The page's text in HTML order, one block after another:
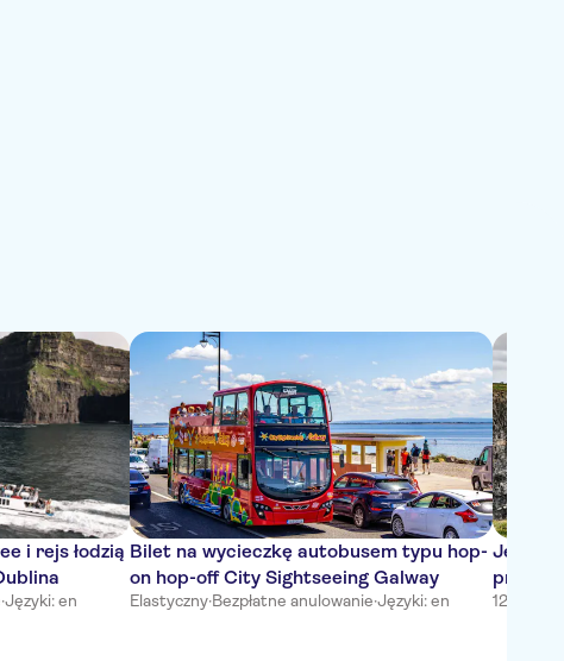
i rejs łodzią
·Języki: en
Bilet na wycieczkę autobusem typu hop-
on hop-off City Sightseeing Galway
Elastyczny·Bezpłatne anulowanie·Języki: en
Galway
12 godzin